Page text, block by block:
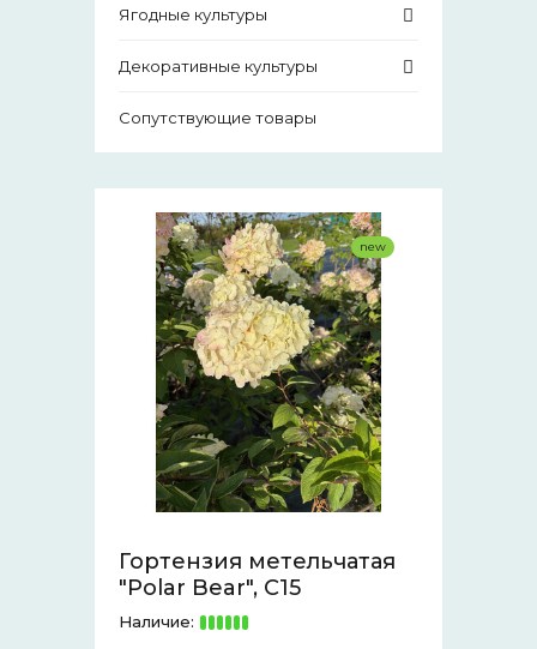
Ягодные культуры
Декоративные культуры
Сопутствующие товары
new
Гортензия метельчатая
"Polar Bear", С15
Наличие: